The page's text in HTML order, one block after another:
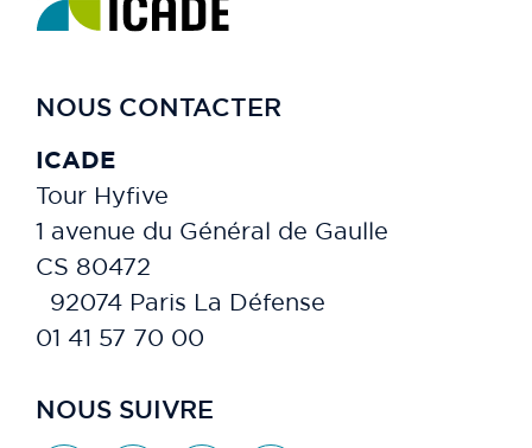
NOUS CONTACTER
ICADE
Tour Hyfive
1 avenue du Général de Gaulle
CS 80472
92074 Paris La Défense
01 41 57 70 00
NOUS SUIVRE